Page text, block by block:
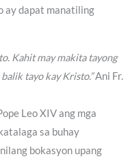
ay dapat manatiling
Kahit may makita tayong
tayo kay Kristo.”Ani Fr.
Leo XIV ang mga
sa buhay
bokasyon upang